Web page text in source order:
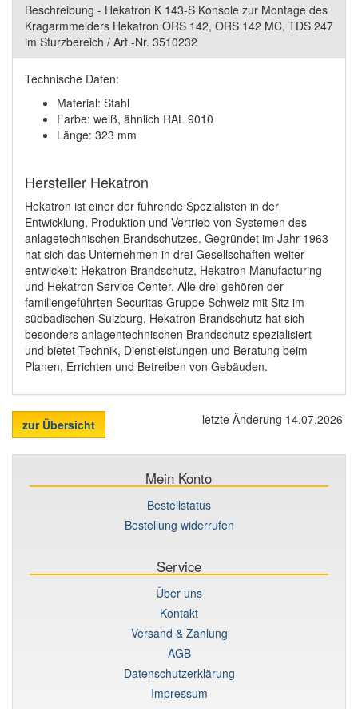
Beschreibung - Hekatron K 143-S Konsole zur Montage des
Kragarmmelders Hekatron ORS 142, ORS 142 MC, TDS 247
im Sturzbereich / Art.-Nr. 3510232
Technische Daten:
Material: Stahl
Farbe: weiß, ähnlich RAL 9010
Länge: 323 mm
Hersteller Hekatron
Hekatron ist einer der führende Spezialisten in der
Entwicklung, Produktion und Vertrieb von Systemen des
anlagetechnischen Brandschutzes. Gegründet im Jahr 1963
hat sich das Unternehmen in drei Gesellschaften weiter
entwickelt: Hekatron Brandschutz, Hekatron Manufacturing
und Hekatron Service Center. Alle drei gehören der
familiengeführten Securitas Gruppe Schweiz mit Sitz im
südbadischen Sulzburg. Hekatron Brandschutz hat sich
besonders anlagentechnischen Brandschutz spezialisiert
und bietet Technik, Dienstleistungen und Beratung beim
Planen, Errichten und Betreiben von Gebäuden.
zur Übersicht letzte Änderung 14.07.2026
Mein Konto
Bestellstatus
Bestellung widerrufen
Service
Über uns
Kontakt
Versand & Zahlung
AGB
Datenschutzerklärung
Impressum